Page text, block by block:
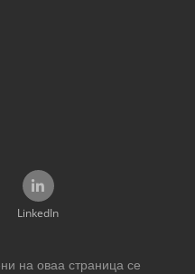
LinkedIn
на оваа страница се